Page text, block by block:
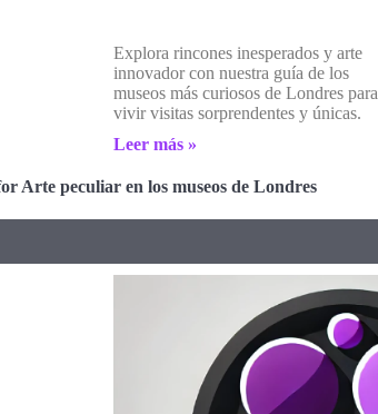
Explora rincones inesperados y arte
innovador con nuestra guía de los
museos más curiosos de Londres para
vivir visitas sorprendentes y únicas.
Leer más »
Arte peculiar en los museos de Londres